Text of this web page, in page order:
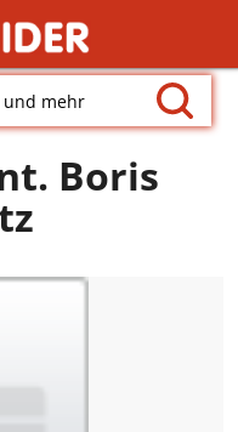
und mehr
Boris